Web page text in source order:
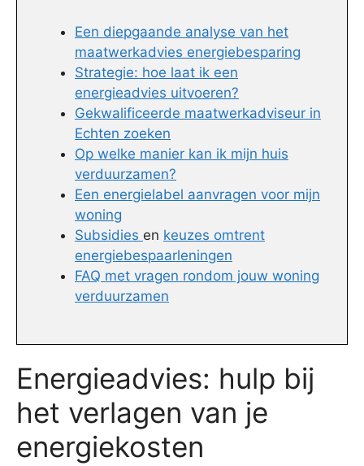
Een diepgaande analyse van het
maatwerkadvies energiebesparing
Strategie: hoe laat ik een
energieadvies uitvoeren?
Gekwalificeerde maatwerkadviseur in
Echten zoeken
Op welke manier kan ik mijn huis
verduurzamen?
Een energielabel aanvragen voor mijn
woning
Subsidies en keuzes omtrent
energiebespaarleningen
FAQ met vragen rondom jouw woning
verduurzamen
Energieadvies: hulp bij
het verlagen van je
energiekosten